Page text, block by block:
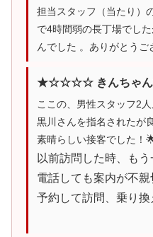
担当スタッフ（当たり）
で4時間弱の長丁場でし
んでした 。ありがとうご
★☆☆☆☆ きんちゃん
ここの、男性スタッフ2人
黒川さんを指名されたが
素晴らしい接客でした！
以前訪問した時、もう
電話しても案内が不親
予約して訪問、乗り